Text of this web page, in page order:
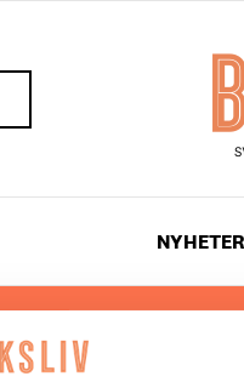
NYHETER
Hos oss läser
besöksnäringen.